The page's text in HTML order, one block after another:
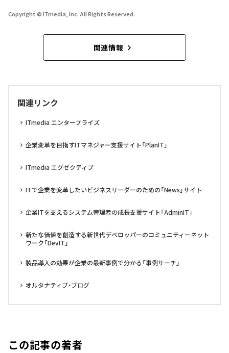
Copyright © ITmedia, Inc. All Rights Reserved.
関連情報
関連リンク
ITmedia エンタープライズ
企業変革を目指すITマネジャー支援サイト「PlanIT」
ITmedia エグゼクティブ
ITで企業を変革したいビジネスリーダーのための「News」サイト
企業ITを支えるシステム管理者の成長支援サイト「AdminIT」
新たな価値を創造する新世代デベロッパーのコミュニティーネット
ワーク「DevIT」
製品導入の効果が企業の最新事例で分かる「事例サーチ」
オルタナティブ・ブログ
この記事の著者